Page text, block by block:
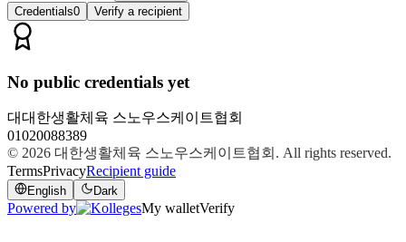
Credentials0 Verify a recipient
No public credentials yet
대대한생활체육 스노우스케이트협회
01020088389
© 2026 대한생활체육 스노우스케이트협회 . All rights reserved.
TermsPrivacyRecipient guide
English Dark
Powered by My walletVerify